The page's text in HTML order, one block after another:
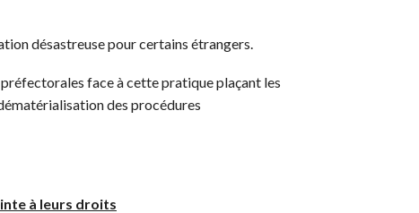
désastreuse pour certains étrangers.
face à cette pratique plaçant les
des procédures
à leurs droits